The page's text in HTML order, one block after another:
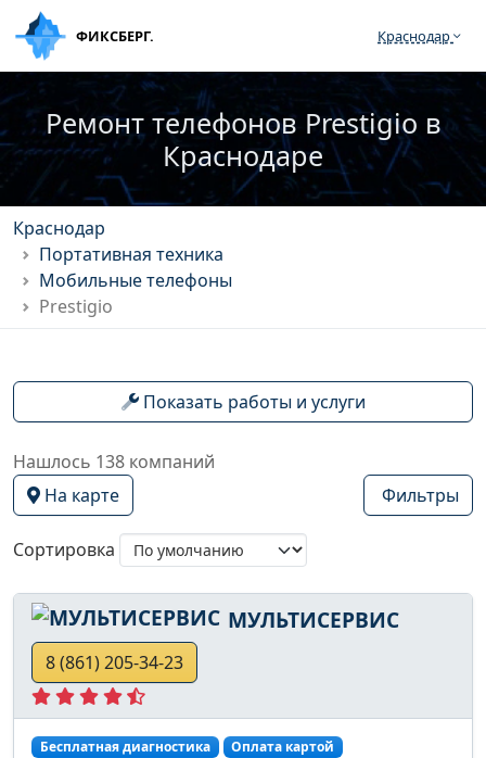
ФИКСБЕРГ. Краснодар
Ремонт телефонов Prestigio в
Краснодаре
Краснодар
Портативная техника
Мобильные телефоны
Prestigio
Показать работы и услуги
Нашлось 138 компаний
На карте
Фильтры
Сортировка
МУЛЬТИСЕРВИС
8 (861) 205-34-23
Бесплатная диагностика Оплата картой